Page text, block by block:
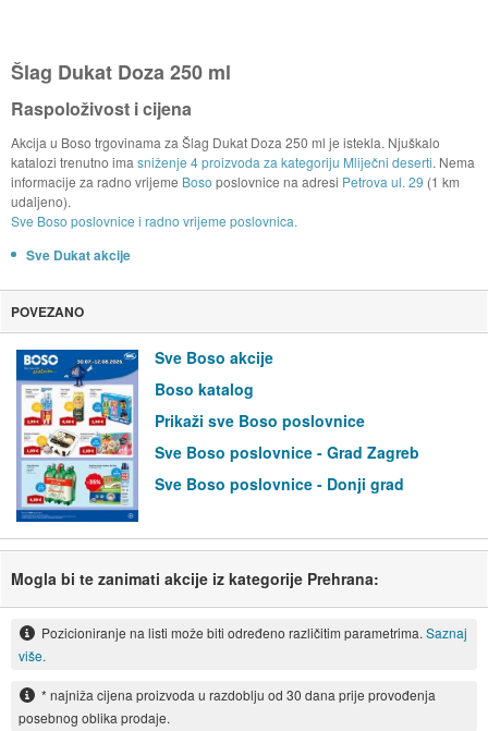
Šlag Dukat Doza 250 ml
Raspoloživost i cijena
Akcija u Boso trgovinama za Šlag Dukat Doza 250 ml je istekla. Njuškalo
katalozi trenutno ima sniženje 4 proizvoda za kategoriju Mliječni deserti. Nema
informacije za radno vrijeme Boso poslovnice na adresi Petrova ul. 29 (1 km
udaljeno).
Sve Boso poslovnice i radno vrijeme poslovnica.
Sve Dukat akcije
POVEZANO
Sve Boso akcije
Boso katalog
Prikaži sve Boso poslovnice
Sve Boso poslovnice - Grad Zagreb
Sve Boso poslovnice - Donji grad
Mogla bi te zanimati akcije iz kategorije Prehrana:
Pozicioniranje na listi može biti određeno različitim parametrima. Saznaj
više.
* najniža cijena proizvoda u razdoblju od 30 dana prije provođenja
posebnog oblika prodaje.